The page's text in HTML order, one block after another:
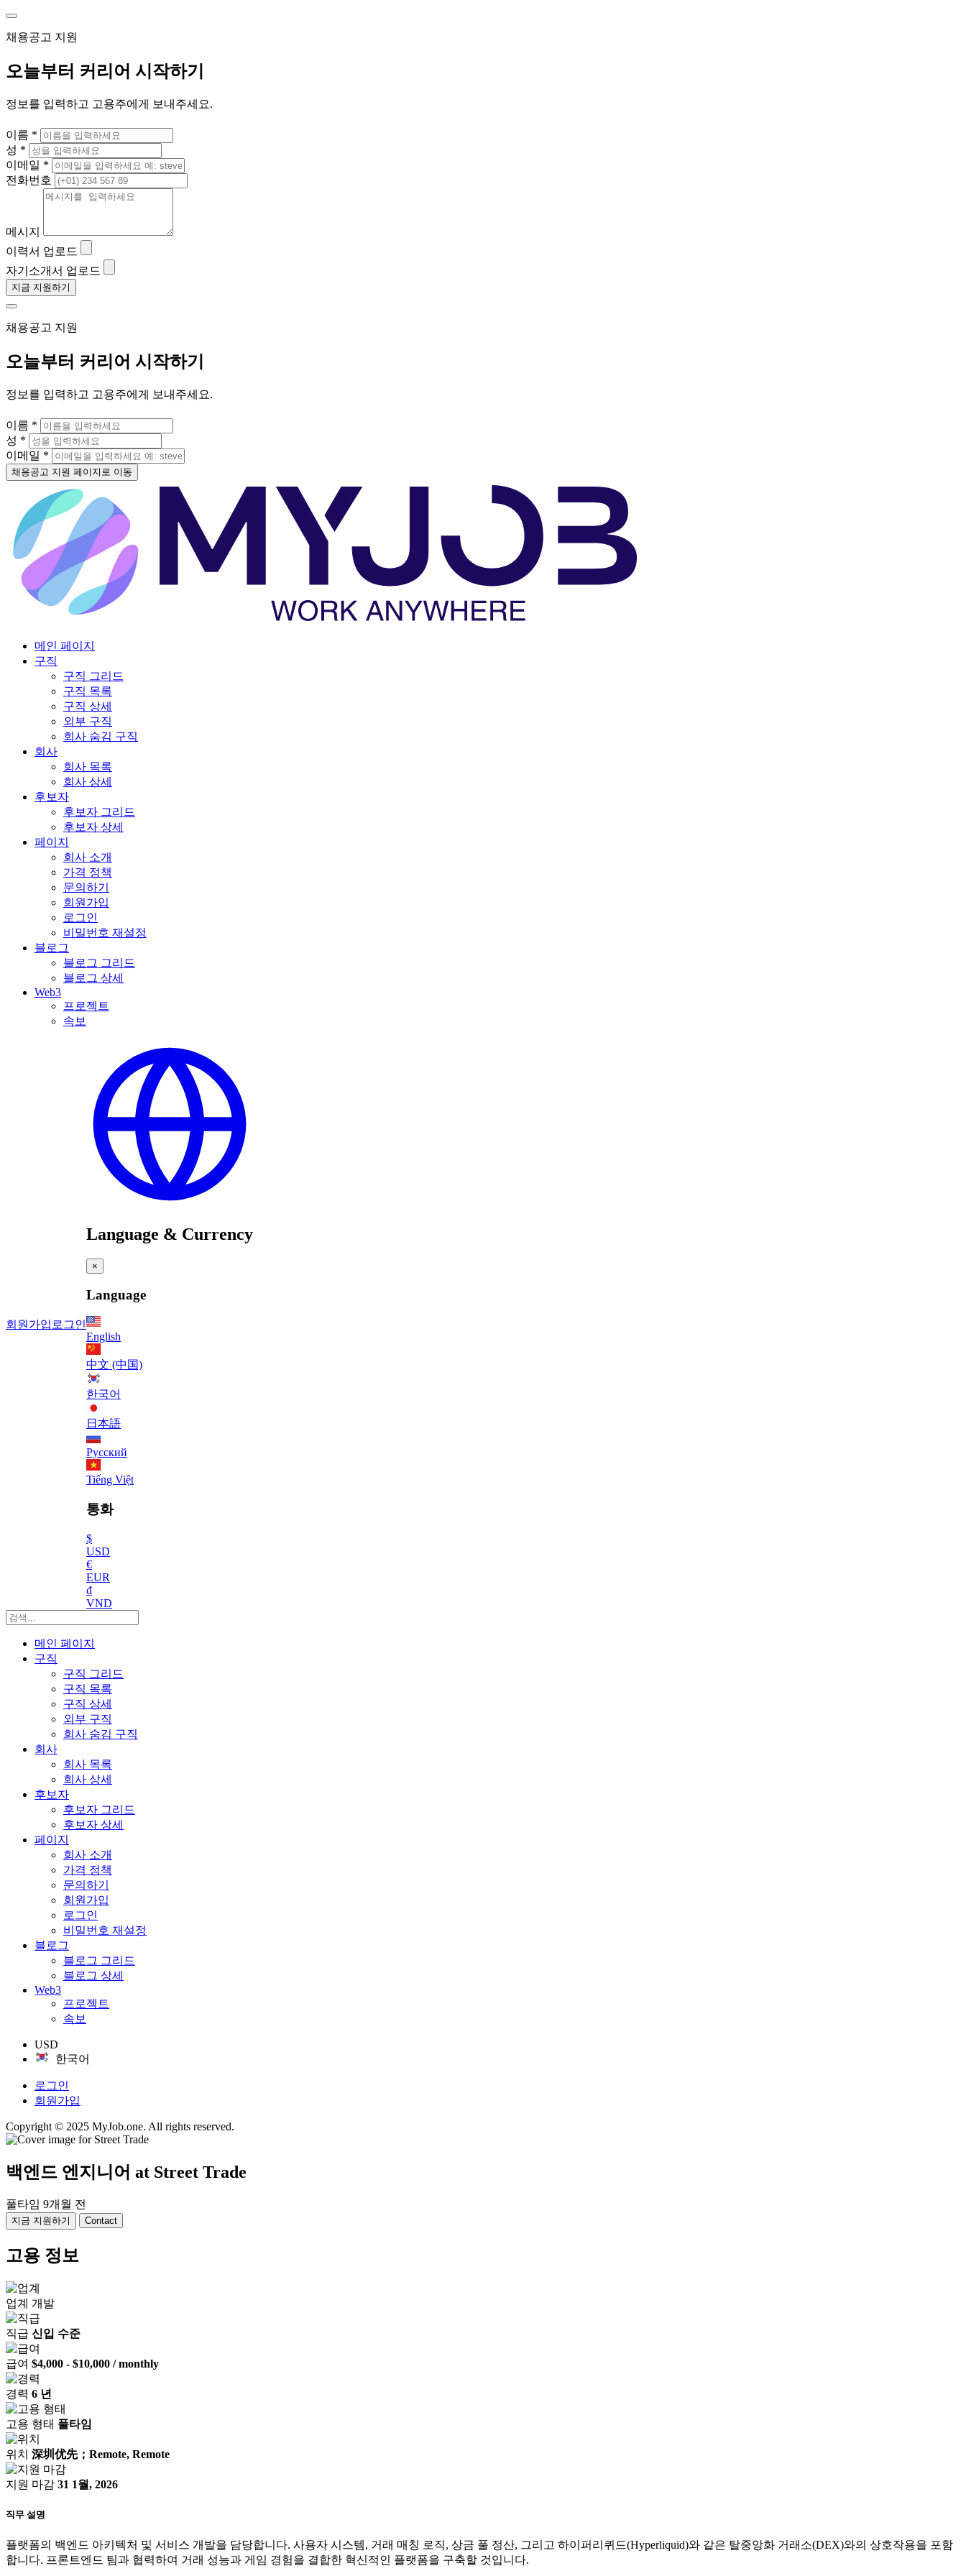
채용공고 지원
오늘부터 커리어 시작하기
정보를 입력하고 고용주에게 보내주세요.
이름 *
성 *
이메일 *
전화번호
메시지
이력서 업로드
자기소개서 업로드
지금 지원하기
채용공고 지원
오늘부터 커리어 시작하기
정보를 입력하고 고용주에게 보내주세요.
이름 *
성 *
이메일 *
채용공고 지원 페이지로 이동
메인 페이지
구직
구직 그리드
구직 목록
구직 상세
외부 구직
회사 숨김 구직
회사
회사 목록
회사 상세
후보자
후보자 그리드
후보자 상세
페이지
회사 소개
가격 정책
문의하기
회원가입
로그인
비밀번호 재설정
블로그
블로그 그리드
블로그 상세
Web3
프로젝트
속보
회원가입 로그인
Language & Currency
×
Language
English
中文 (中国)
한국어
日本語
Русский
Tiếng Việt
통화
$
USD
€
EUR
₫
VND
메인 페이지
구직
구직 그리드
구직 목록
구직 상세
외부 구직
회사 숨김 구직
회사
회사 목록
회사 상세
후보자
후보자 그리드
후보자 상세
페이지
회사 소개
가격 정책
문의하기
회원가입
로그인
비밀번호 재설정
블로그
블로그 그리드
블로그 상세
Web3
프로젝트
속보
USD
한국어
로그인
회원가입
Copyright © 2025 MyJob.one. All rights reserved.
백엔드 엔지니어 at Street Trade
풀타임 9개월 전
지금 지원하기 Contact
고용 정보
업계 개발
직급 신입 수준
급여 $4,000 - $10,000 / monthly
경력 6 년
고용 형태 풀타임
위치 深圳优先；Remote, Remote
지원 마감 31 1월, 2026
직무 설명
플랫폼의 백엔드 아키텍처 및 서비스 개발을 담당합니다. 사용자 시스템, 거래 매칭 로직, 상금 풀 정산, 그리고 하이퍼리퀴드(Hyperliquid)와 같은 탈중앙화 거래소(DEX)와의 상호작용을 포함
합니다. 프론트엔드 팀과 협력하여 거래 성능과 게임 경험을 결합한 혁신적인 플랫폼을 구축할 것입니다.